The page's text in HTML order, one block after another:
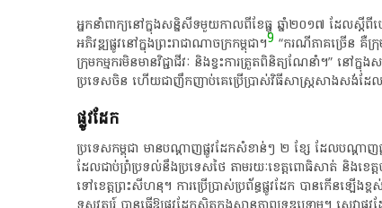
អ្នកនាំពាក្យ​នៅ​ក្នុង​សន្និសីទ​មួយ​កាលពី​ខែធ្នូ​ ឆ្នាំ​២០១៧​ ដែល​ស្តី​ពី​
អភិវឌ្ឍ​ផ្លូវ​នៅ​ក្នុង​ព្រះរាជាណាចក្រ​កម្ពុជា​។​9 “​ករណី​ភាគច្រើន​ គឺ​
ក្រុម​កម្មករ​មិន​មាន​វិជ្ជាជីវៈ​ និង​ខ្វះ​ការ​ត្រួតពិនិត្យ​ណែនាំ​។​”​ នៅ​
ប្រទេស​ចិន​ ហើយ​ជា​ញឹកញាប់​គេ​ប្រើប្រាស់​វិធីសាស្ត្រ​សាងសង់​ដែ
​ផ្លូវដែក​
ប្រទេស​កម្ពុជា​ មាន​បណ្តាញ​ផ្លូវដែក​សំខាន់ៗ​ ២​ ខ្សែ​ ដែល​បណ្តា
ដែល​ជាប់​ព្រំប្រទល់​នឹង​ប្រទេស​ថៃ​ តាម​រយៈ​ខេត្តពោធិសាត់​ និង​ខេត្
ទៅ​ខេត្ត​ព្រះ​សីហ​នុ​។​ ការ​ប្រើប្រាស់​ប្រព័ន្ធ​ផ្លូវដែក​ បាន​កើនឡើង​ខ្